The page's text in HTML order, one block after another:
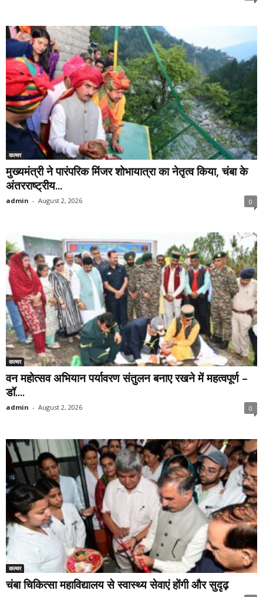
कल्चर
मुख्यमंत्री ने पारंपरिक मिंजर शोभायात्रा का नेतृत्व किया, चंबा के
अंतरराष्ट्रीय...
admin - August 2, 2026 0
कल्चर
वन महोत्सव अभियान पर्यावरण संतुलन बनाए रखने में महत्वपूर्ण –
डॉ....
admin - August 2, 2026 0
कल्चर
चंबा चिकित्सा महाविद्यालय से स्वास्थ्य सेवाएं होंगी और सुदृढ़